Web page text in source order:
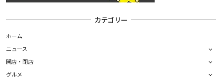
カテゴリー
ホーム
ニュース
開店・閉店
グルメ